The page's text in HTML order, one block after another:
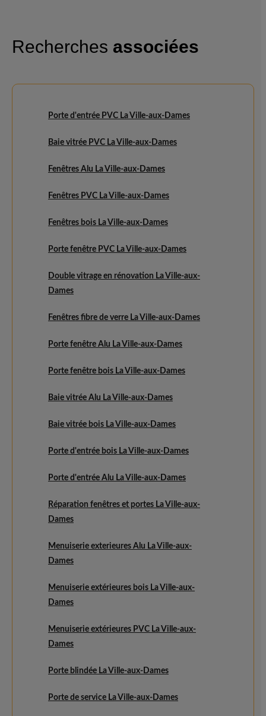
Recherches associées
Porte d'entrée PVC La Ville-aux-Dames
Baie vitrée PVC La Ville-aux-Dames
Fenêtres Alu La Ville-aux-Dames
Fenêtres PVC La Ville-aux-Dames
Fenêtres bois La Ville-aux-Dames
Porte fenêtre PVC La Ville-aux-Dames
Double vitrage en rénovation La Ville-aux-
Dames
Fenêtres fibre de verre La Ville-aux-Dames
Porte fenêtre Alu La Ville-aux-Dames
Porte fenêtre bois La Ville-aux-Dames
Baie vitrée Alu La Ville-aux-Dames
Baie vitrée bois La Ville-aux-Dames
Porte d'entrée bois La Ville-aux-Dames
Porte d'entrée Alu La Ville-aux-Dames
Réparation fenêtres et portes La Ville-aux-
Dames
Menuiserie exterieures Alu La Ville-aux-
Dames
Menuiserie extérieures bois La Ville-aux-
Dames
Menuiserie extérieures PVC La Ville-aux-
Dames
Porte blindée La Ville-aux-Dames
Porte de service La Ville-aux-Dames